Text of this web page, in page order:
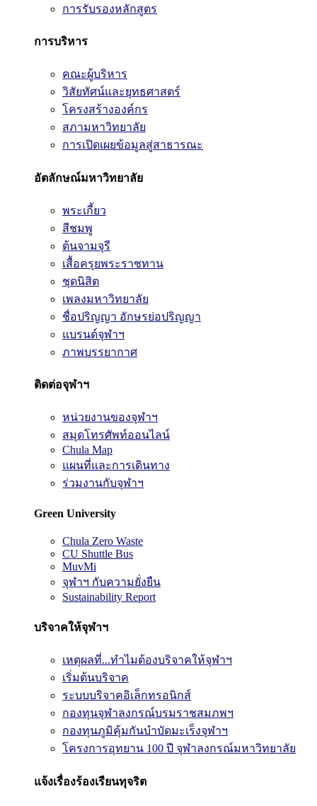
การรับรองหลักสูตร
การบริหาร
คณะผู้บริหาร
วิสัยทัศน์และยุทธศาสตร์
โครงสร้างองค์กร
สภามหาวิทยาลัย
การเปิดเผยข้อมูลสู่สาธารณะ
อัตลักษณ์มหาวิทยาลัย
พระเกี้ยว
สีชมพู
ต้นจามจุรี
เสื้อครุยพระราชทาน
ชุดนิสิต
เพลงมหาวิทยาลัย
ชื่อปริญญา อักษรย่อปริญญา
แบรนด์จุฬาฯ
ภาพบรรยากาศ
ติดต่อจุฬาฯ
หน่วยงานของจุฬาฯ
สมุดโทรศัพท์ออนไลน์
Chula Map
แผนที่และการเดินทาง
ร่วมงานกับจุฬาฯ
Green University
Chula Zero Waste
CU Shuttle Bus
MuvMi
จุฬาฯ กับความยั่งยืน
Sustainability Report
บริจาคให้จุฬาฯ
เหตุผลที่...ทำไมต้องบริจาคให้จุฬาฯ
เริ่มต้นบริจาค
ระบบบริจาคอิเล็กทรอนิกส์
กองทุนจุฬาลงกรณ์บรมราชสมภพฯ
กองทุนภูมิคุ้มกันบำบัดมะเร็งจุฬาฯ
โครงการอุทยาน 100 ปี จุฬาลงกรณ์มหาวิทยาลัย
แจ้งเรื่องร้องเรียนทุจริต